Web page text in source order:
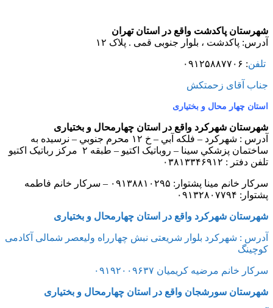
شهرستان پاکدشت واقع در استان تهران
آدرس: پاکدشت ، بلوار جنوبی قمی . پلاک ۱۲
تلفن: ۰۹۱۲۵۸۸۷۷۰۶
جناب آقای زحمتکش
استان چهار محال و بختیاری
شهرستان شهرکرد واقع در استان چهارمحال و بختیاری
آدرس : شهرکرد – فلکه آبي – خ ۱۲ محرم جنوبي – نرسيده به
ساختمان پزشکي سينا – روباتيک اکتيو – طبقه ۲ مرکز رباتيک اکتيو
تلفن دفتر : ۰۳۸۱۳۳۴۶۹۱۲
سرکار خانم مینا پشتوار: ۰۹۱۳۸۸۱۰۲۹۵ – سرکار خانم فاطمه
پشتوار: ۰۹۱۳۲۸۰۷۷۹۴
شهرستان شهرکرد واقع در استان چهارمحال و بختیاری
آدرس : شهرکرد بلوار شریعتی نبش چهارراه ولیعصر شمالی آکادمی
کوچینگ
سرکار خانم مرضیه کریمیان ۰۹۱۹۲۰۰۹۶۳۷
شهرستان سورشجان واقع در استان چهارمحال و بختیاری